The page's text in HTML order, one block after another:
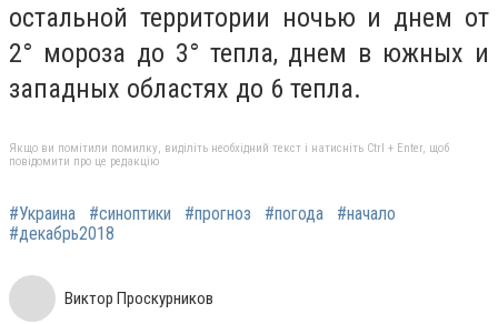
остальной территории ночью и днем от
2° мороза до 3° тепла, днем в южных и
западных областях до 6 тепла.
Якщо ви помітили помилку, виділіть необхідний текст і натисніть Ctrl + Enter, щоб
повідомити про це редакцію
#Украина #синоптики #прогноз #погода
#начало
#декабрь2018
Виктор Проскурников